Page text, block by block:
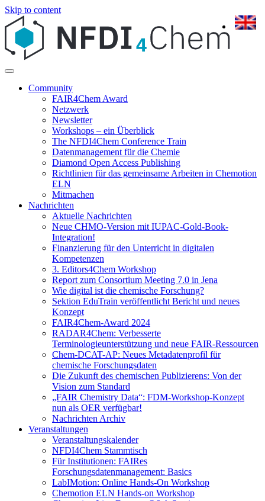
Skip to content
Community
FAIR4Chem Award
Netzwerk
Newsletter
Workshops – ein Überblick
The NFDI4Chem Conference Train
Datenmanagement für die Chemie
Diamond Open Access Publishing
Richtlinien für das gemeinsame Arbeiten in Chemotion
ELN
Mitmachen
Nachrichten
Aktuelle Nachrichten
Neue CHMO-Version mit IUPAC-Gold-Book-
Integration!
Finanzierung für den Unterricht in digitalen
Kompetenzen
3. Editors4Chem Workshop
Report zum Consortium Meeting 7.0 in Jena
Wie digital ist die chemische Forschung?
Sektion EduTrain veröffentlicht Bericht und neues
Konzept
FAIR4Chem-Award 2024
RADAR4Chem: Verbesserte
Terminologieunterstützung und neue FAIR-Ressourcen
Chem-DCAT-AP: Neues Metadatenprofil für
chemische Forschungsdaten
Die Zukunft des chemischen Publizierens: Von der
Vision zum Standard
„FAIR Chemistry Data“: FDM-Workshop-Konzept
nun als OER verfügbar!
Nachrichten Archiv
Veranstaltungen
Veranstaltungskalender
NFDI4Chem Stammtisch
Für Institutionen: FAIRes
Forschungsdatenmanagement: Basics
LabIMotion: Online Hands-On Workshop
Chemotion ELN Hands-on Workshop